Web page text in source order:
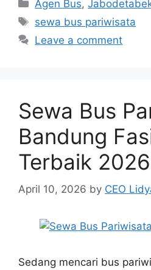
Agen Bus,
Tags
sewa bus pariwisata
Leave a comment
Sewa Bus
Bandung
Terbaik 2026
April 10, 2026 by CEO
Sedang mencari bus